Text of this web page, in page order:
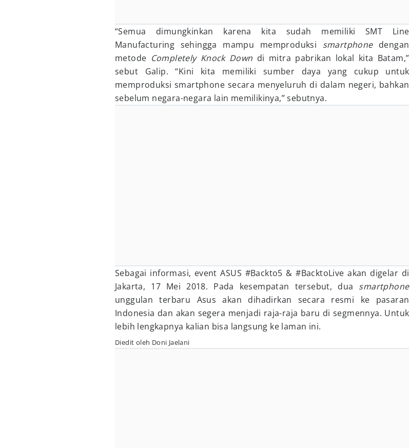
“Semua dimungkinkan karena kita sudah memiliki SMT Line
Manufacturing sehingga mampu memproduksi smartphonedengan
metode Completely Knock Down di mitra pabrikan lokal kita Batam,”
sebut Galip. “Kini kita memiliki sumber daya yang cukup untuk
memproduksi smartphone secara menyeluruh di dalam negeri, bahkan
sebelum negara-negara lain memilikinya,” sebutnya.
Sebagai informasi, event ASUS #Backto5 & #BacktoLive akan digelar di
Jakarta, 17 Mei 2018. Pada kesempatan tersebut, dua smartphone
unggulan terbaru Asus akan dihadirkan secara resmi ke pasaran
Indonesia dan akan segera menjadi raja-raja baru di segmennya. Untuk
lebih lengkapnya kalian bisa langsung ke laman ini.
Diedit oleh Doni Jaelani